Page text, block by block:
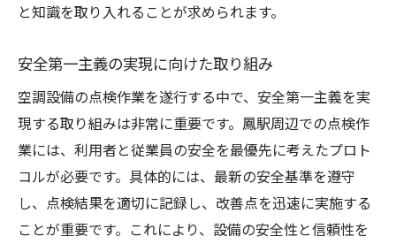
と知識を取り入れることが求められます。
安全第一主義の実現に向けた取り組み
空調設備の点検作業を遂行する中で、安全第一主義を実
現する取り組みは非常に重要です。鳳駅周辺での点検作
業には、利用者と従業員の安全を最優先に考えたプロト
コルが必要です。具体的には、最新の安全基準を遵守
し、点検結果を適切に記録し、改善点を迅速に実施する
ことが重要です。これにより、設備の安全性と信頼性を